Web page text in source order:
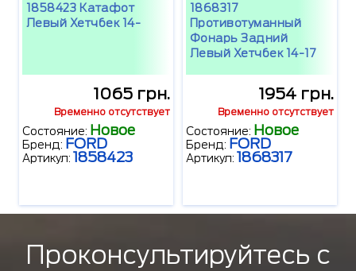
1858423 Катафот
Левый Хетчбек 14-
1065 грн.
Временно отсутствует
Состояние: Новое
Бренд: FORD
Артикул: 1858423
1868317
Противотуманный
Фонарь Задний
Левый Хетчбек 14-17
1954 грн.
Временно отсутствует
Состояние: Новое
Бренд: FORD
Артикул: 1868317
Проконсультируйтесь с